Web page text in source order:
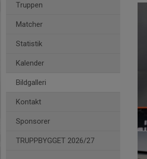
Truppen
Matcher
Statistik
Kalender
Bildgalleri
Kontakt
Sponsorer
TRUPPBYGGET 2026/27